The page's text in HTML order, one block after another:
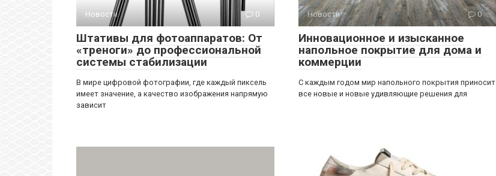
Новости 0
Штативы для фотоаппаратов: От
«треноги» до профессиональной
системы стабилизации
В мире цифровой фотографии, где каждый пиксель
имеет значение, а качество изображения напрямую
зависит
Новости 0
Инновационное и изысканное
напольное покрытие для дома и
коммерции
С каждым годом мир напольного покрытия приносит
все новые и новые удивляющие решения для